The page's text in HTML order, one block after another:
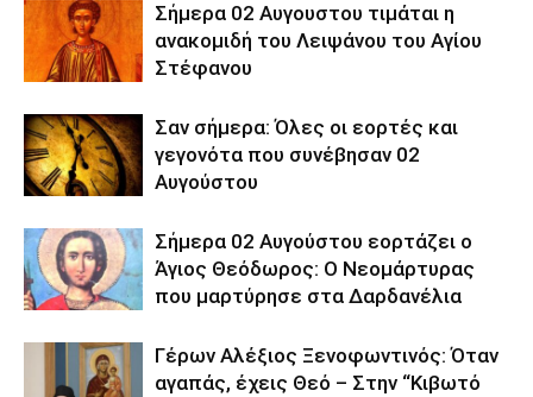
Σήμερα 02 Αυγουστου τιμάται η
ανακομιδή του Λειψάνου του Αγίου
Στέφανου
Σαν σήμερα: Όλες οι εορτές και
γεγονότα που συνέβησαν 02
Αυγούστου
Σήμερα 02 Αυγούστου εορτάζει ο
Άγιος Θεόδωρος: Ο Νεομάρτυρας
που μαρτύρησε στα Δαρδανέλια
Γέρων Αλέξιος Ξενοφωντινός: Όταν
αγαπάς, έχεις Θεό – Στην “Κιβωτό